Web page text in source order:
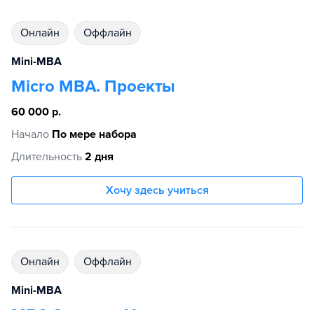
Онлайн Оффлайн
Mini-MBA
Micro MBA. Проекты
60 000 р.
Начало По мере набора
Длительность 2 дня
Хочу здесь учиться
Онлайн Оффлайн
Mini-MBA